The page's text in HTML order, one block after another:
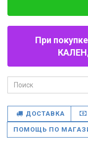
При
ДОСТАВКА
ПОМОЩЬ ПО